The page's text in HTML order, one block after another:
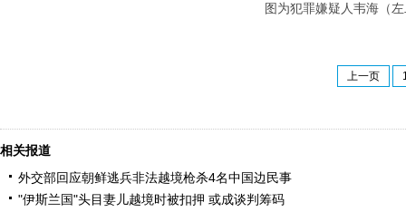
图为犯罪嫌疑人韦海（左
上一页
相关报道
外交部回应朝鲜逃兵非法越境枪杀4名中国边民事
"伊斯兰国"头目妻儿越境时被扣押 或成谈判筹码